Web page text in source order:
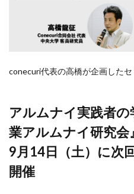
conecuri代表の高橋が企画したセ
アルムナイ実践者
業アルムナイ研究会
9月14日（土）に次
開催
クリエイ
検